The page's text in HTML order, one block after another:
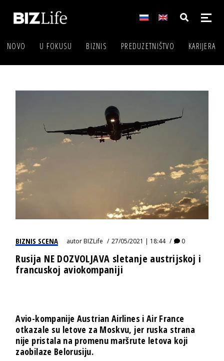
NOVO U FOKUSU BIZNIS PREDUZETNIŠTVO KARIJERA
BIZNIS SCENA autorBIZLife 27/05/2021 | 18:44 0
Rusija NE DOZVOLJAVA sletanje austrijskoj i
francuskoj aviokompaniji
Avio-kompanije Austrian Airlines i Air France
otkazale su letove za Moskvu, jer ruska strana
nije pristala na promenu maršrute letova koji
zaobilaze Belorusiju.